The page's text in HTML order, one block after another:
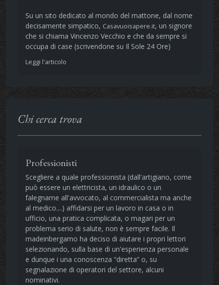
Su un sito dedicato al mondo del mattone, dal nome
decisamente simpatico, Casavuoisapere.it, un signore
che si chiama Vincenzo Vecchio e che da sempre si
occupa di case (scrivendone su Il Sole 24 Ore)
Leggi l'articolo
Chi cerca trova
Professionisti
Scegliere a quale professionista (dall'artigiano, come
può essere un elettricista, un idraulico o un
falegname all'avvocato, al commercialista ma anche
al medico....) affidarsi per un lavoro in casa o in
ufficio, una pratica complicata, o magari per un
problema serio di salute, non è sempre facile. Il
madeinbergamo ha deciso di aiutare i propri lettori
selezionando, sulla base di un'esperienza personale
e dunque i una conoscenza “diretta” o, su
segnalazione di operatori del settore, alcuni
nominativi.